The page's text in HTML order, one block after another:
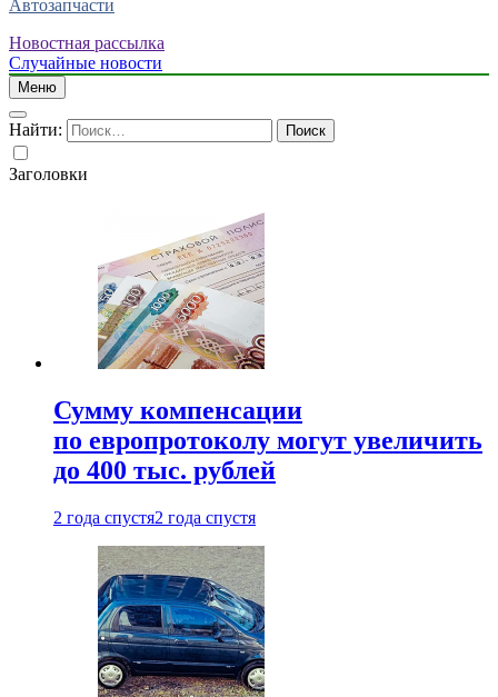
Автозапчасти
Новостная рассылка
Случайные новости
Меню
Найти:
Заголовки
Сумму компенсации
по европротоколу могут увеличить
до 400 тыс. рублей
2 года спустя2 года спустя